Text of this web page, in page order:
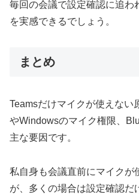
毎回の会議で設定確認に追わ
を実感できるでしょう。
まとめ
Teamsだけマイクが使えない
やWindowsのマイク権限、
主な要因です。
私自身も会議直前にマイクが
が、多くの場合は設定確認だ